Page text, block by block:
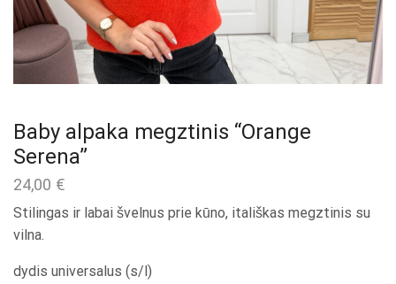
Baby alpaka megztinis “Orange
Serena”
24,00 €
Stilingas ir labai švelnus prie kūno, itališkas megztinis su
vilna.
dydis universalus (s/l)